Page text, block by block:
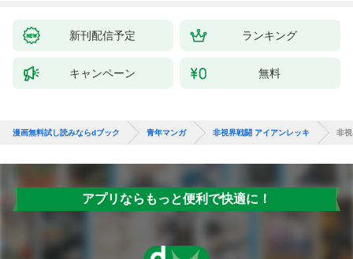
新刊配信予定 ランキング
キャンペーン 無料
漫画無料試し読みならdブック 青年マンガ 非視界戦闘 アイアンレッキ 非
アプリならもっと便利で快適に！